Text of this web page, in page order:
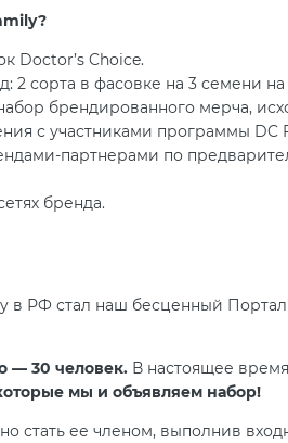
Doctor’s Choice.
2 сорта в фасовке на 3 семени
брендированного мерча,
с участниками программы DC
партнерами по
бренда.
стал наш бесценный Портал
— 30 человек. В настоящее
мы и объявляем набор!
ее членом, выполнив